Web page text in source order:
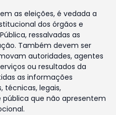
as eleições, é vedada a
dos órgãos e
ressalvadas as
Também devem ser
autoridades, agentes
ou resultados da
as informações
técnicas, legais,
que não apresentem